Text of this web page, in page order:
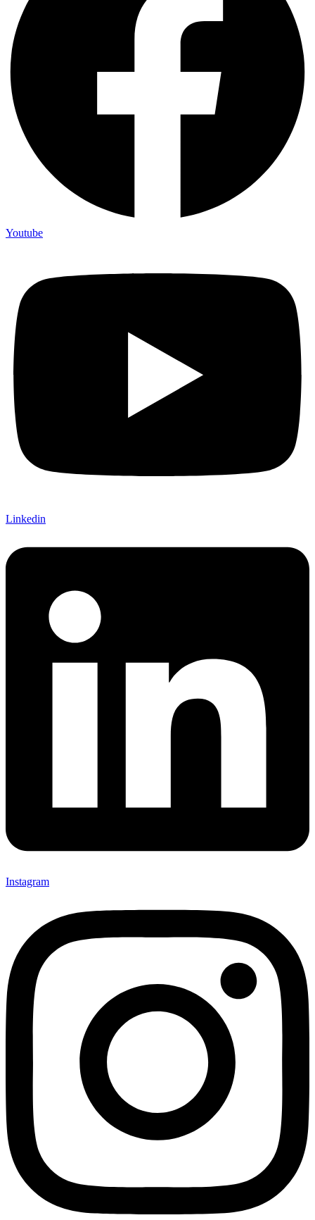
Youtube
Linkedin
Instagram